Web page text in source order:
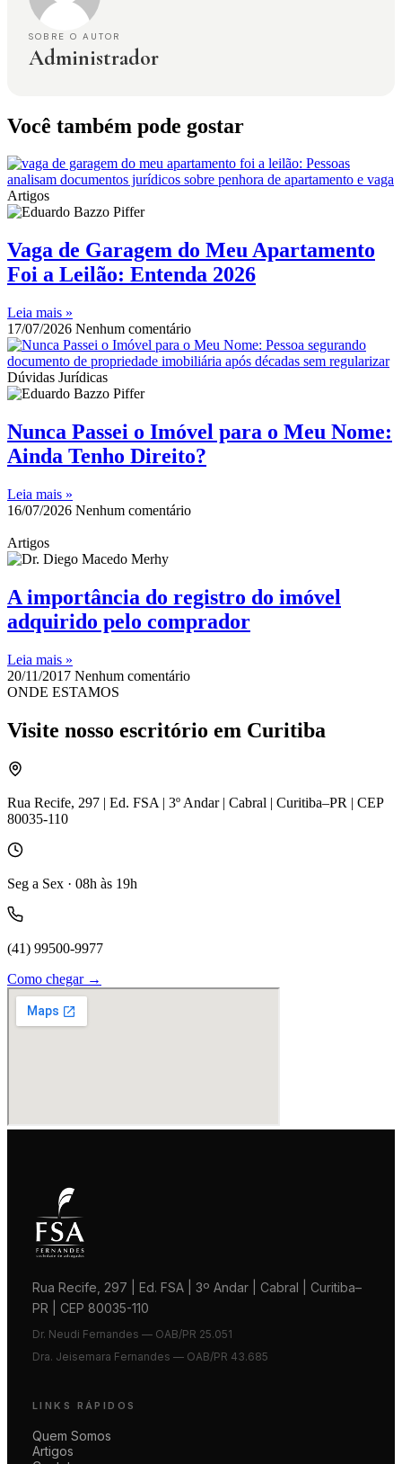
SOBRE O AUTOR
Administrador
Você também pode gostar
Artigos
Vaga de Garagem do Meu Apartamento
Foi a Leilão: Entenda 2026
Leia mais »
17/07/2026 Nenhum comentário
Dúvidas Jurídicas
Nunca Passei o Imóvel para o Meu Nome:
Ainda Tenho Direito?
Leia mais »
16/07/2026 Nenhum comentário
Artigos
A importância do registro do imóvel
adquirido pelo comprador
Leia mais »
20/11/2017 Nenhum comentário
ONDE ESTAMOS
Visite nosso escritório em Curitiba
Rua Recife, 297 | Ed. FSA | 3º Andar | Cabral | Curitiba–PR | CEP
80035-110
Seg a Sex · 08h às 19h
(41) 99500-9977
Como chegar →
Rua Recife, 297 | Ed. FSA | 3º Andar | Cabral | Curitiba–
PR | CEP 80035-110
Dr. Neudi Fernandes — OAB/PR 25.051
Dra. Jeisemara Fernandes — OAB/PR 43.685
LINKS RÁPIDOS
Quem Somos
Artigos